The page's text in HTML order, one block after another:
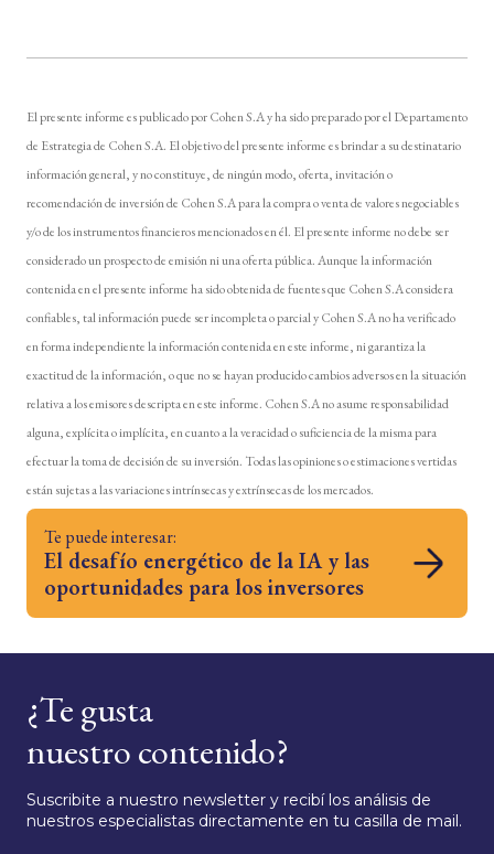
El presente informe es publicado por Cohen S.A y ha sido preparado por el Departamento
de Estrategia de Cohen S.A. El objetivo del presente informe es brindar a su destinatario
información general, y no constituye, de ningún modo, oferta, invitación o
recomendación de inversión de Cohen S.A para la compra o venta de valores negociables
y/o de los instrumentos financieros mencionados en él. El presente informe no debe ser
considerado un prospecto de emisión ni una oferta pública. Aunque la información
contenida en el presente informe ha sido obtenida de fuentes que Cohen S.A considera
confiables, tal información puede ser incompleta o parcial y Cohen S.A no ha verificado
en forma independiente la información contenida en este informe, ni garantiza la
exactitud de la información, o que no se hayan producido cambios adversos en la situación
relativa a los emisores descripta en este informe. Cohen S.A no asume responsabilidad
alguna, explícita o implícita, en cuanto a la veracidad o suficiencia de la misma para
efectuar la toma de decisión de su inversión. Todas las opiniones o estimaciones vertidas
están sujetas a las variaciones intrínsecas y extrínsecas de los mercados.
Te puede interesar:
El desafío energético de la IA y las
oportunidades para los inversores
¿Te gusta
nuestro contenido?
Suscribite a nuestro newsletter y recibí los análisis de
nuestros especialistas directamente en tu casilla de mail.